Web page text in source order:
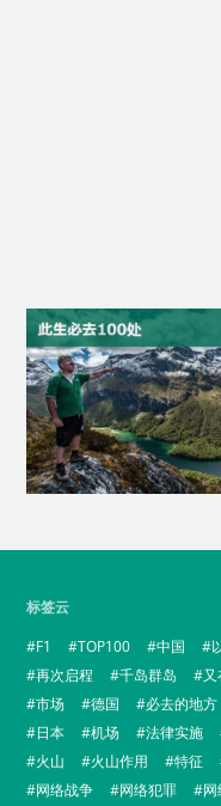
标签云
F1
TOP100 中国
再次启程
千岛群岛
市场
德国 必去的地方
日本
机场 法律实施
火山
火山作用 特征
网络战争
网络犯罪